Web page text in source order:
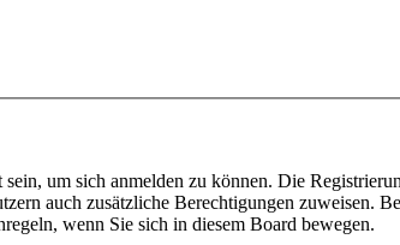
sein, um sich anmelden zu können. Die
auch zusätzliche Berechtigungen zuweisen.
wenn Sie sich in diesem Board bewegen.